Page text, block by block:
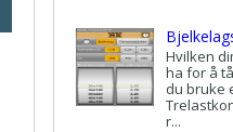
Hvilken
ha for å
du bruke
r...